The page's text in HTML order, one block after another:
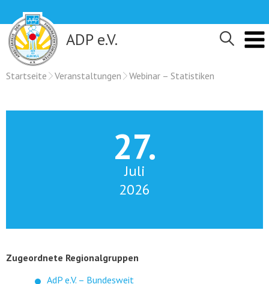
content
ADP e.V.
Startseite Veranstaltungen Webinar – Statistiken
27.
Juli
2026
Zugeordnete Regionalgruppen
AdP e.V. – Bundesweit